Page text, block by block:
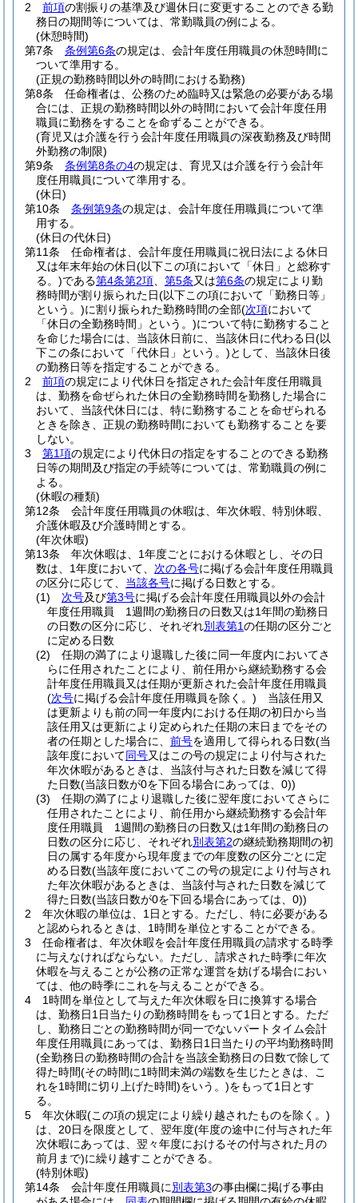
2
前項の割振りの基準及び週休日に変更することのできる勤
務日の期間等については、常勤職員の例による。
(休憩時間)
第7条
条例第6条の規定は、会計年度任用職員の休憩時間に
ついて準用する。
(正規の勤務時間以外の時間における勤務)
第8条
任命権者は、公務のため臨時又は緊急の必要がある場
合には、正規の勤務時間以外の時間において会計年度任用
職員に勤務をすることを命ずることができる。
(育児又は介護を行う会計年度任用職員の深夜勤務及び時間
外勤務の制限)
第9条
条例第8条の4の規定は、育児又は介護を行う会計年
度任用職員について準用する。
(休日)
第10条
条例第9条の規定は、会計年度任用職員について準
用する。
(休日の代休日)
第11条
任命権者は、会計年度任用職員に祝日法による休日
又は年末年始の休日(以下この項において「休日」と総称す
る。)である第4条第2項 第5条又は第6条の規定により勤
務時間が割り振られた日(以下この項において「勤務日等」
という。)に割り振られた勤務時間の全部(次項において
「休日の全勤務時間」という。)について特に勤務すること
を命じた場合には、当該休日前に、当該休日に代わる日(以
下この条において「代休日」という。)として、当該休日後
の勤務日等を指定することができる。
2
前項の規定により代休日を指定された会計年度任用職員
は、勤務を命ぜられた休日の全勤務時間を勤務した場合に
おいて、当該代休日には、特に勤務することを命ぜられる
ときを除き、正規の勤務時間においても勤務することを要
しない。
3
第1項の規定により代休日の指定をすることのできる勤務
日等の期間及び指定の手続等については、常勤職員の例に
よる。
(休暇の種類)
第12条
会計年度任用職員の休暇は、年次休暇、特別休暇、
介護休暇及び介護時間とする。
(年次休暇)
第13条
年次休暇は、1年度ごとにおける休暇とし、その日
数は、1年度において、 次の各号に掲げる会計年度任用職員
の区分に応じて、 当該各号に掲げる日数とする。
(1)
次号及び第3号に掲げる会計年度任用職員以外の会計
年度任用職員 1週間の勤務日の日数又は1年間の勤務日
の日数の区分に応じ、それぞれ別表第1の任期の区分ごと
に定める日数
(2)
任期の満了により退職した後に同一年度内においてさ
らに任用されたことにより、前任用から継続勤務する会
計年度任用職員又は任期が更新された会計年度任用職員
(次号に掲げる会計年度任用職員を除く。) 当該任用又
は更新よりも前の同一年度内における任期の初日から当
該任用又は更新により定められた任期の末日までをその
者の任期とした場合に、 前号を適用して得られる日数(当
該年度において同号又はこの号の規定により付与された
年次休暇があるときは、当該付与された日数を減じて得
た日数(当該日数が0を下回る場合にあっては、0))
(3)
任期の満了により退職した後に翌年度においてさらに
任用されたことにより、前任用から継続勤務する会計年
度任用職員 1週間の勤務日の日数又は1年間の勤務日の
日数の区分に応じ、それぞれ別表第2の継続勤務期間の初
日の属する年度から現年度までの年度数の区分ごとに定
める日数(当該年度においてこの号の規定により付与され
た年次休暇があるときは、当該付与された日数を減じて
得た日数(当該日数が0を下回る場合にあっては、0))
2
年次休暇の単位は、1日とする。 ただし、特に必要がある
と認められるときは、1時間を単位とすることができる。
3
任命権者は、年次休暇を会計年度任用職員の請求する時季
に与えなければならない。 ただし、請求された時季に年次
休暇を与えることが公務の正常な運営を妨げる場合におい
ては、他の時季にこれを与えることができる。
4
1時間を単位として与えた年次休暇を日に換算する場合
は、勤務日1日当たりの勤務時間をもって1日とする。 ただ
し、勤務日ごとの勤務時間が同一でないパートタイム会計
年度任用職員にあっては、勤務日1日当たりの平均勤務時間
(全勤務日の勤務時間の合計を当該全勤務日の日数で除して
得た時間(その時間に1時間未満の端数を生じたときは、こ
れを1時間に切り上げた時間)をいう。)をもって1日とす
る。
5
年次休暇(この項の規定により繰り越されたものを除く。)
は、20日を限度として、翌年度(年度の途中に付与された年
次休暇にあっては、翌々年度におけるその付与された月の
前月まで)に繰り越すことができる。
(特別休暇)
第14条
会計年度任用職員に別表第3の事由欄に掲げる事由